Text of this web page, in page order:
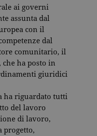
ai governi
assunta dal
con il
dal
comunitario, il
ha posto in
giuridici
ha riguardato tutti
del lavoro
di lavoro,
progetto,